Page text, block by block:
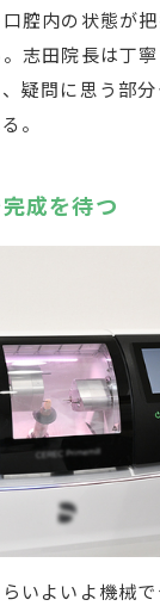
腔内の状態が
志田院長は丁
疑問に思う部
。
成を待つ
いよいよ機械